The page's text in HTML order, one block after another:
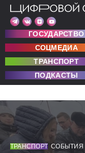
ГОСУДАРСТВО
СОЦМЕДИА
ТРАНСПОРТ
ПОДКАСТЫ
ТРАНСПОРТ СОБЫТИЯ